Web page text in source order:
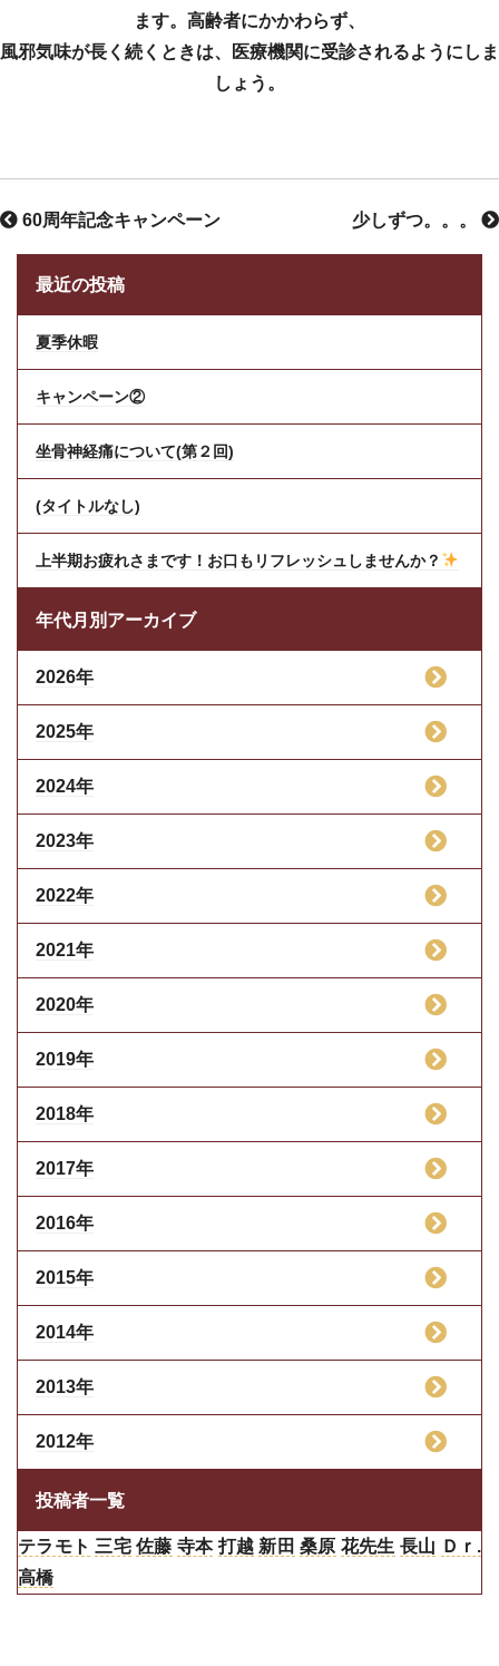
ます。高齢者にかかわらず、
風邪気味が長く続くときは、医療機関に受診されるようにしま
しょう。
少しずつ。。。
60周年記念キャンペーン
最近の投稿
夏季休暇
キャンペーン②
坐骨神経痛について(第２回)
(タイトルなし)
上半期お疲れさまです！お口もリフレッシュしませんか？
年代月別アーカイブ
2026年
2025年
2024年
2023年
2022年
2021年
2020年
2019年
2018年
2017年
2016年
2015年
2014年
2013年
2012年
投稿者一覧
テラモト 三宅 佐藤 寺本 打越 新田 桑原 花先生 長山 Ｄｒ.
高橋